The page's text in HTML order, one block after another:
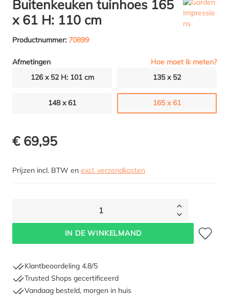
Buitenkeuken tuinhoes 165
x 61 H: 110 cm
Productnummer: 70899
Afmetingen
Hoe moet ik meten?
126 x 52 H: 101 cm
135 x 52
148 x 61 165 x 61
€ 69,95
Prijzen incl. BTW en excl. verzendkosten
1
IN DE WINKELMAND
Klantbeoordeling 4.8/5
Trusted Shops gecertificeerd
Vandaag besteld, morgen in huis